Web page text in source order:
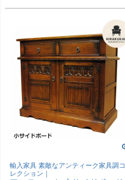
輸入家具 素敵なアンティーク家具調コ
レクション｜